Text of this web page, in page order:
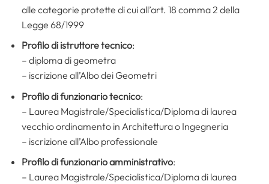
alle categorie protette di cui all’art. 18 comma 2 della
Legge 68/1999
Profilo di istruttore tecnico:
– diploma di geometra
– iscrizione all’Albo dei Geometri
Profilo di funzionario tecnico:
– Laurea Magistrale/Specialistica/Diploma di laurea
vecchio ordinamento in Architettura o Ingegneria
– iscrizione all’Albo professionale
Profilo di funzionario amministrativo:
– Laurea Magistrale/Specialistica/Diploma di laurea